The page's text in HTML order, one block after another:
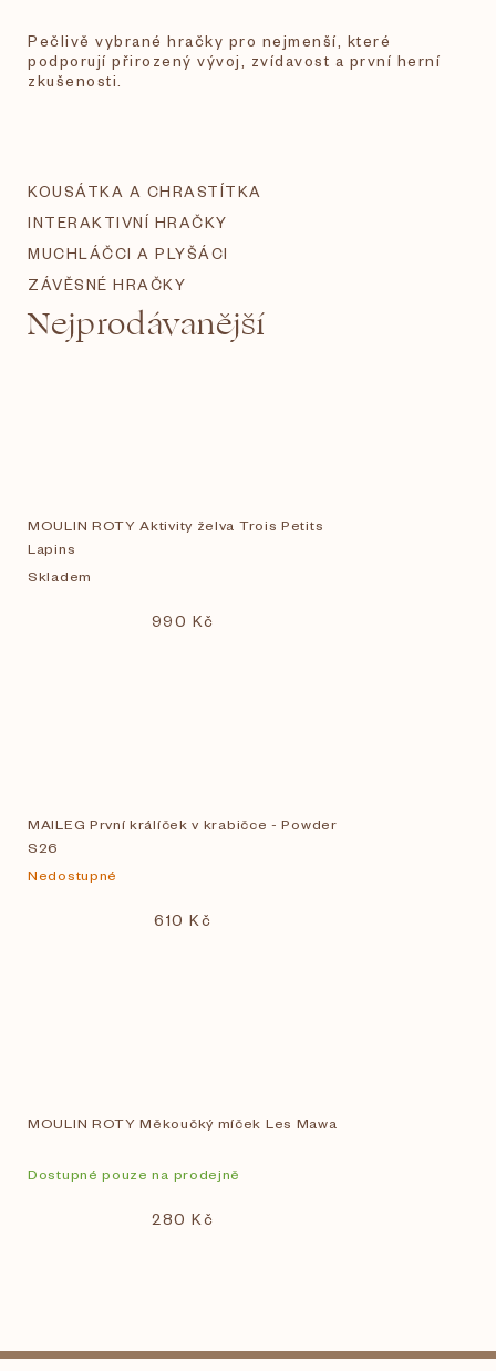
Pečlivě vybrané hračky pro nejmenší, které
podporují přirozený vývoj, zvídavost a první herní
zkušenosti.
KOUSÁTKA A CHRASTÍTKA
INTERAKTIVNÍ HRAČKY
MUCHLÁČCI A PLYŠÁCI
ZÁVĚSNÉ HRAČKY
Nejprodávanější
MOULIN ROTY Aktivity želva Trois Petits
Lapins
Skladem
990 Kč
MAILEG První králíček v krabičce - Powder
S26
Nedostupné
610 Kč
MOULIN ROTY Měkoučký míček Les Mawa
Dostupné pouze na prodejně
280 Kč